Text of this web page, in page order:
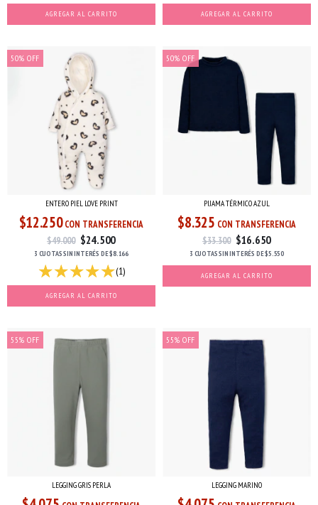
AGREGAR AL CARRITO AGREGAR AL CARRITO
50% OFF
ENTERO PIEL LOVE PRINT
$12.250 CON TRANSFERENCIA
$49.000 $24.500
3 CUOTASSIN INTERÉS DE$8.166
(1)
AGREGAR AL CARRITO
50% OFF
PIJAMA TÉRMICO AZUL
$8.325 CON TRANSFERENCIA
$33.300 $16.650
3 CUOTASSIN INTERÉS DE$5.550
AGREGAR AL CARRITO
55% OFF
LEGGING GRIS PERLA
55% OFF
LEGGING MARINO